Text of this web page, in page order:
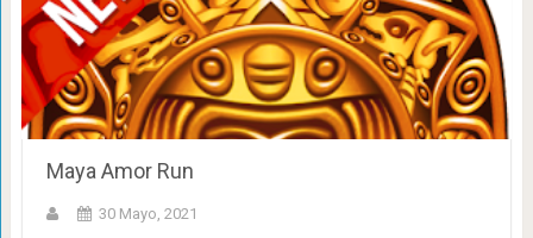
Maya Amor Run
30 Mayo, 2021